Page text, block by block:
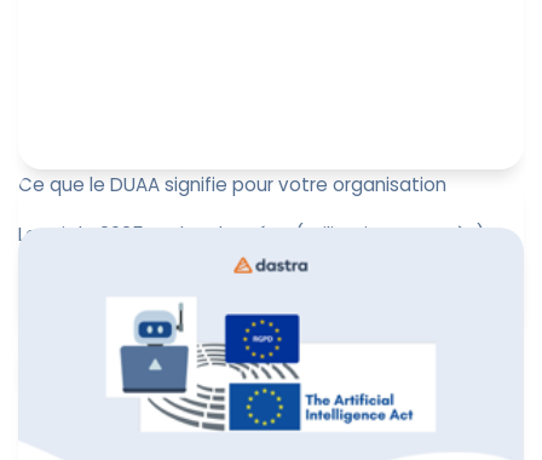
Ce que le DUAA signifie pour votre organisation
La Loi de 2025 sur les données (utilisation et accès) a
reçu l'assentiment royal le 19 juin 2025 (DUAA). Alors
Leïla Sayssa
24 octobre 2025